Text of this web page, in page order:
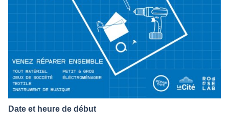
Date et heure de début